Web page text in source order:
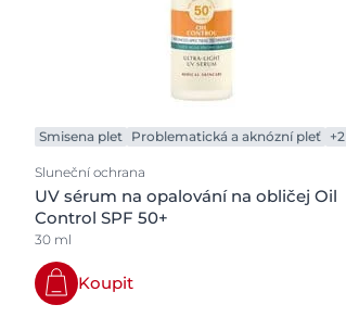
Smisena plet Problematická a aknózní pleť +2
Sluneční ochrana
UV sérum na opalování na obličej Oil
Control SPF 50+
30 ml
Koupit